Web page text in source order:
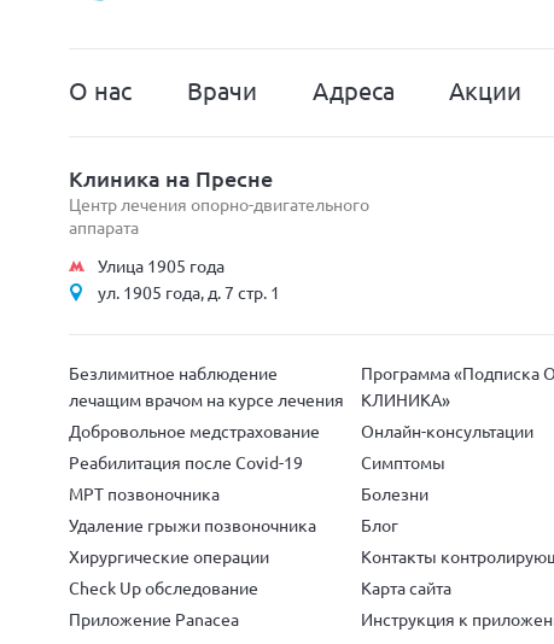
О нас Врачи Адреса Акции
Клиника на Пресне
Центр лечения опорно-двигательного
аппарата
Улица 1905 года
ул. 1905 года, д. 7 стр. 1
Безлимитное наблюдение
лечащим врачом на курсе лечения
Добровольное медстрахование
Реабилитация после Covid-19
МРТ позвоночника
Удаление грыжи позвоночника
Хирургические операции
Check Up обследование
Приложение Panacea
Программа «Подписка
КЛИНИКА»
Онлайн-консультации
Симптомы
Болезни
Блог
Контакты
Карта сайта
Инструкция к